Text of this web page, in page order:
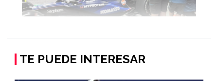
TE PUEDE INTERESAR